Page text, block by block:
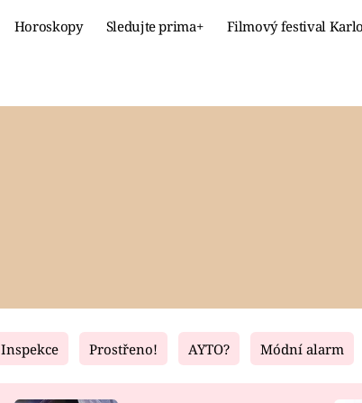
Horoskopy Sledujte prima+ Filmový festival
Fresh Living
Inspekce Prostřeno! AYTO? Módní alarm